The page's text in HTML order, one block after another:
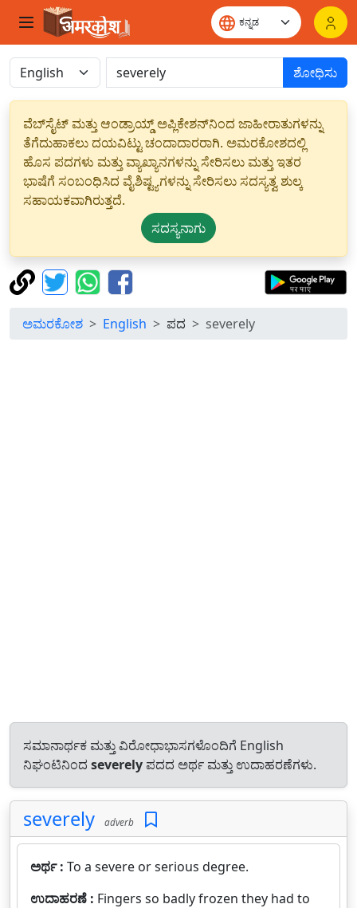
ಶೋಧಿಸು
ವೆಬ್‌ಸೈಟ್ ಮತ್ತು ಆಂಡ್ರಾಯ್ಡ್ ಅಪ್ಲಿಕೇಶನ್‌ನಿಂದ ಜಾಹೀರಾತುಗಳನ್ನು
ತೆಗೆದುಹಾಕಲು ದಯವಿಟ್ಟು ಚಂದಾದಾರರಾಗಿ. ಅಮರಕೋಶದಲ್ಲಿ
ಹೊಸ ಪದಗಳು ಮತ್ತು ವ್ಯಾಖ್ಯಾನಗಳನ್ನು ಸೇರಿಸಲು ಮತ್ತು ಇತರ
ಭಾಷೆಗೆ ಸಂಬಂಧಿಸಿದ ವೈಶಿಷ್ಟ್ಯಗಳನ್ನು ಸೇರಿಸಲು ಸದಸ್ಯತ್ವ ಶುಲ್ಕ
ಸಹಾಯಕವಾಗಿರುತ್ತದೆ.
ಸದಸ್ಯನಾಗು
ಅಮರಕೋಶ English ಪದ severely
ಸಮಾನಾರ್ಥಕ ಮತ್ತು ವಿರೋಧಾಭಾಸಗಳೊಂದಿಗೆ English
ನಿಘಂಟಿನಿಂದ severely ಪದದ ಅರ್ಥ ಮತ್ತು ಉದಾಹರಣೆಗಳು.
severely adverb
ಅರ್ಥ : To a severe or serious degree.
ಉದಾಹರಣೆ : Fingers so badly frozen they had to